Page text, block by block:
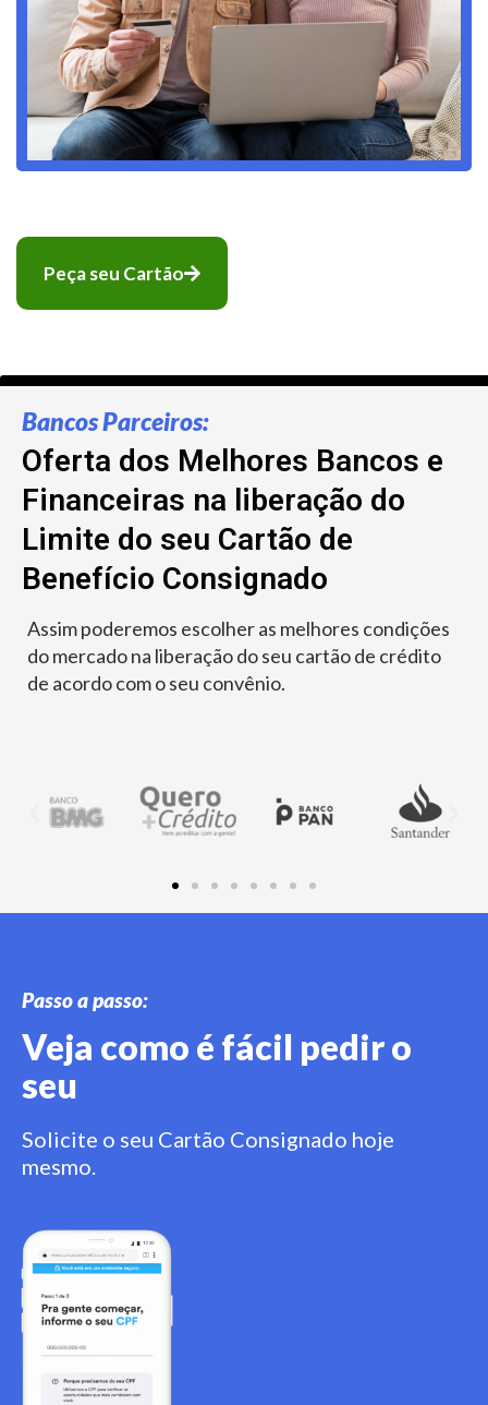
Peça seu Cartão
Bancos Parceiros:
Oferta dos Melhores Bancos e
Financeiras na liberação do
Limite do seu Cartão de
Benefício Consignado
Assim poderemos escolher as melhores condições
do mercado na liberação do seu cartão de crédito
de acordo com o seu convênio.
Passo a passo:
Veja como é fácil pedir o
seu
Solicite o seu Cartão Consignado hoje
mesmo.